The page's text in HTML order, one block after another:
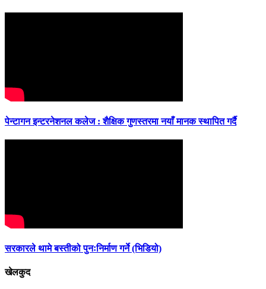
पेन्टागन इन्टरनेशनल कलेज : शैक्षिक गुणस्तरमा नयाँ मानक स्थापित गर्दै
सरकारले थामे बस्तीको पुनःनिर्माण गर्ने (भिडियो)
खेलकुद